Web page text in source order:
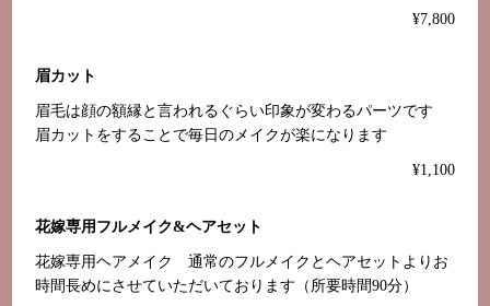
¥7,800
眉カット
眉毛は顔の額縁と言われるぐらい印象が変わるパーツです
眉カットをすることで毎日のメイクが楽になります
¥1,100
花嫁専用フルメイク&ヘアセット
花嫁専用ヘアメイク 通常のフルメイクとヘアセットよりお
時間長めにさせていただいております（所要時間90分）